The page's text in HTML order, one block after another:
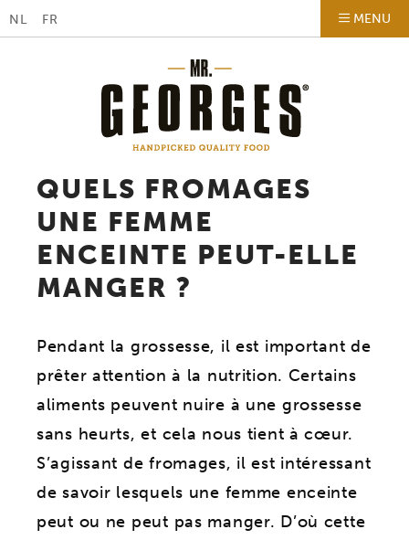
NL FR MENU
QUELS FROMAGES
UNE FEMME
ENCEINTE PEUT-ELLE
MANGER ?
Pendant la grossesse, il est important de
prêter attention à la nutrition. Certains
aliments peuvent nuire à une grossesse
sans heurts, et cela nous tient à cœur.
S’agissant de fromages, il est intéressant
de savoir lesquels une femme enceinte
peut ou ne peut pas manger. D’où cette